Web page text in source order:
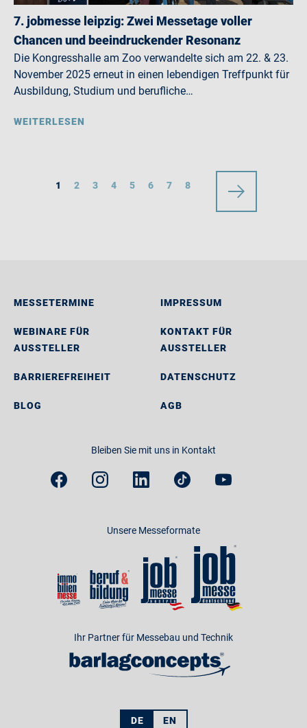
7. jobmesse leipzig: Zwei Messetage voller
Chancen und beeindruckender Resonanz
Die Kongresshalle am Zoo verwandelte sich am 22. & 23.
November 2025 erneut in einen lebendigen Treffpunkt für
Ausbildung, Studium und berufliche…
WEITERLESEN
1 2 3 4 5 6 7 8
MESSETERMINE
WEBINARE FÜR
AUSSTELLER
BARRIEREFREIHEIT
BLOG
IMPRESSUM
KONTAKT FÜR
AUSSTELLER
DATENSCHUTZ
AGB
Bleiben Sie mit uns in Kontakt
Unsere Messeformate
Ihr Partner für Messebau und Technik
DE EN